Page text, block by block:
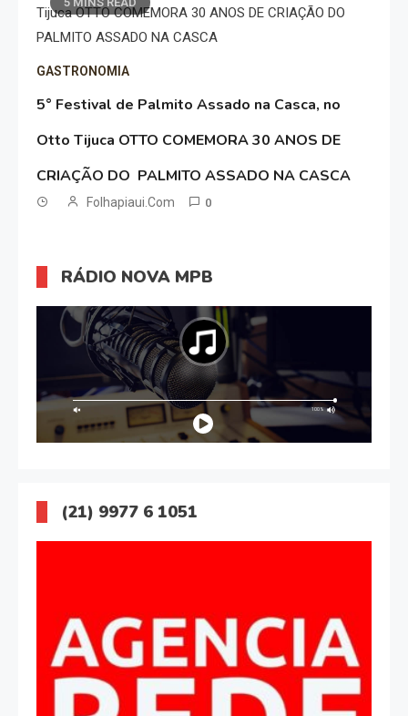
GASTRONOMIA
5° Festival de Palmito Assado na Casca, no
Otto Tijuca OTTO COMEMORA 30 ANOS DE
CRIAÇÃO DO PALMITO ASSADO NA CASCA
Folhapiaui.com 0
RÁDIO NOVA MPB
(21) 9977 6 1051